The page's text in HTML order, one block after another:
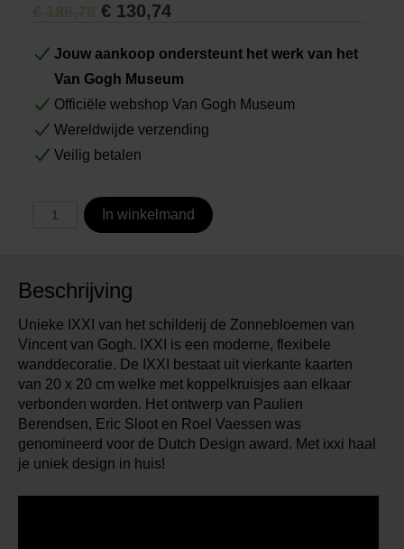
€ 130,74
Jouw aankoop ondersteunt het werk van het
Van Gogh Museum
Officiële webshop Van Gogh Museum
Wereldwijde verzending
Veilig betalen
In winkelmand
Beschrijving
Unieke IXXI van het schilderij de Zonnebloemen van
Vincent van Gogh. IXXI is een moderne, flexibele
wanddecoratie. De IXXI bestaat uit vierkante kaarten
van 20 x 20 cm welke met koppelkruisjes aan elkaar
verbonden worden. Het ontwerp van Paulien
Berendsen, Eric Sloot en Roel Vaessen was
genomineerd voor de Dutch Design award. Met ixxi haal
je uniek design in huis!